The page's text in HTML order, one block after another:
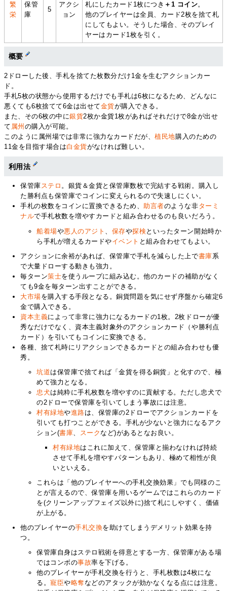
繁
栄
保管
庫
5
アクシ
ョン
札にしたカード1枚につき ＋1 コイン。
他のプレイヤーは全員、カード2枚を捨て札
にしてもよい。そうした場合、そのプレイ
ヤーはカード1枚を引く。
概要
2ドローした後、手札を捨てた枚数分だけ1金を生むアクションカー
ド。
手札5枚の状態から使用するだけでも手札は6枚になるため、どんなに
悪くても6枚捨てて6金は出せて金貨が購入できる。
また、その6枚の中に銀貨2枚か金貨1枚があればそれだけで8金が出せ
て 属州 の購入が可能。
このように属州場では非常に強力なカードだが、植民地購入のための
11金を目指す場合は白金貨がなければ難しい。
利用法
保管庫ステロ 。銀貨＆金貨と保管庫数枚で完結する戦術。購入し
た勝利点も保管庫でコインに変えられるので失速しにくい。
手札の枚数をコインに置換できるため、助言者のような非ターミ
ナルで手札枚数を増やすカードと組み合わせるのも良いだろう。
船着場や悪人のアジト 保存や探検 といったターン開始時か
ら手札が増えるカードやイベント と組み合わせてもよい。
アクションに余裕があれば、保管庫で手札を減らした上で書庫系
で大量ドローする動きも強力。
毎ターン策士を使うループに組み込む。他のカードの補助がなく
ても9金を毎ターン出すことができる。
大市場を購入する手段となる。銅貨問題を気にせず序盤から確定6
金で購入できる。
資本主義によって非常に強力になるカードの1枚。2枚ドローが優
秀なだけでなく、資本主義対象外のアクションカード（や勝利点
カード）を引いてもコインに変換できる。
各種、捨て札時にリアクションできるカードとの組み合わせも優
秀。
坑道は保管庫で捨てれば「金貨を得る銅貨」と化すので、極
めて強力となる。
忠犬は純粋に手札枚数を増やすのに貢献する。ただし忠犬で
の2ドローで保管庫を引いてしまう事故には注意。
村有緑地や進路は、保管庫の2ドローでアクションカードを
引いても打つことができる。手札が少ないと強力になるアク
ション(書庫 スークなど)があるとなお良い。
村有緑地はこれに加えて、保管庫と揃わなければ持続
させて手札を増やすパターンもあり、極めて相性が良
いといえる。
これらは「他のプレイヤーへの手札交換効果」でも同様のこ
とが言えるので、保管庫を用いるゲームではこれらのカード
を(クリーンアップフェイズ以外に)捨て札にしやすく、価値
が上がる。
他のプレイヤーの手札交換を助けてしまうデメリット効果を持
つ。
保管庫自身はステロ戦術を得意とする一方、保管庫がある場
ではコンボの事故率を下げる。
他のプレイヤーが手札交換を行うと、手札枚数は4枚にな
る。寵臣や略奪などのアタックが効かなくなる点には注意。